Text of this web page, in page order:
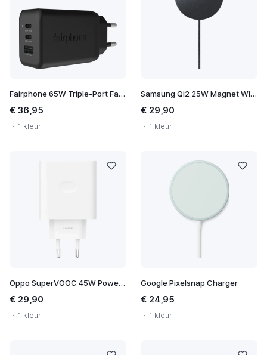
Fairphone 65W Triple-Port Fast Charger
€ 36,95
1 kleur
Samsung Qi2 25W Magnet Wireless Charger
€ 29,90
1 kleur
Oppo SuperVOOC 45W Power Adapter
€ 29,90
1 kleur
Google Pixelsnap Charger
€ 24,95
1 kleur